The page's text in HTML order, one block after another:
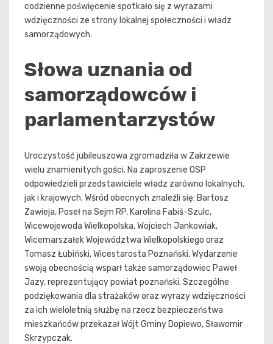
codzienne poświęcenie spotkało się z wyrazami
wdzięczności ze strony lokalnej społeczności i władz
samorządowych.
Słowa uznania od
samorządowców i
parlamentarzystów
Uroczystość jubileuszowa zgromadziła w Zakrzewie
wielu znamienitych gości. Na zaproszenie OSP
odpowiedzieli przedstawiciele władz zarówno lokalnych,
jak i krajowych. Wśród obecnych znaleźli się: Bartosz
Zawieja, Poseł na Sejm RP, Karolina Fabiś-Szulc,
Wicewojewoda Wielkopolska, Wojciech Jankowiak,
Wicemarszałek Województwa Wielkopolskiego oraz
Tomasz Łubiński, Wicestarosta Poznański. Wydarzenie
swoją obecnością wsparł także samorządowiec Paweł
Jazy, reprezentujący powiat poznański. Szczególne
podziękowania dla strażaków oraz wyrazy wdzięczności
za ich wieloletnią służbę na rzecz bezpieczeństwa
mieszkańców przekazał Wójt Gminy Dopiewo, Sławomir
Skrzypczak.